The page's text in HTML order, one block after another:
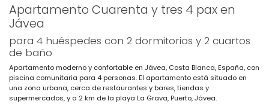
Apartamento Cuarenta y tres 4 pax en
Jávea
para 4 huéspedes con 2 dormitorios y 2 cuartos
de baño
Apartamento moderno y confortable en Jávea, Costa Blanca, España, con
piscina comunitaria para 4 personas. El apartamento está situado en
una zona urbana, cerca de restaurantes y bares, tiendas y
supermercados, y a 2 km de la playa La Grava, Puerto, Jávea.